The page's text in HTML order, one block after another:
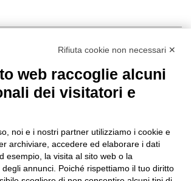
© 2022 Po.in.tex
Rifiuta cookie non necessari ✕
web raccoglie alcuni
dei visitatori e
noi e i nostri partner utilizziamo i cookie e
archiviare, accedere ed elaborare i dati
esempio, la visita al sito web o la
annunci. Poiché rispettiamo il tuo diritto